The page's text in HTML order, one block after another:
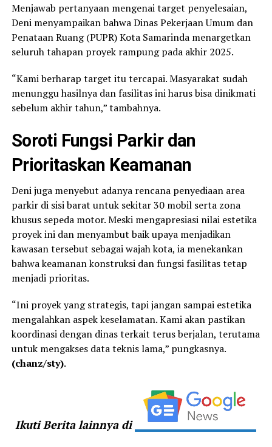
Menjawab pertanyaan mengenai target penyelesaian,
Deni menyampaikan bahwa Dinas Pekerjaan Umum dan
Penataan Ruang (PUPR) Kota Samarinda menargetkan
seluruh tahapan proyek rampung pada akhir 2025.
“Kami berharap target itu tercapai. Masyarakat sudah
menunggu hasilnya dan fasilitas ini harus bisa dinikmati
sebelum akhir tahun,” tambahnya.
Soroti Fungsi Parkir dan
Prioritaskan Keamanan
Deni juga menyebut adanya rencana penyediaan area
parkir di sisi barat untuk sekitar 30 mobil serta zona
khusus sepeda motor. Meski mengapresiasi nilai estetika
proyek ini dan menyambut baik upaya menjadikan
kawasan tersebut sebagai wajah kota, ia menekankan
bahwa keamanan konstruksi dan fungsi fasilitas tetap
menjadi prioritas.
“Ini proyek yang strategis, tapi jangan sampai estetika
mengalahkan aspek keselamatan. Kami akan pastikan
koordinasi dengan dinas terkait terus berjalan, terutama
untuk mengakses data teknis lama,” pungkasnya.
(chanz/sty).
Ikuti Berita lainnya di